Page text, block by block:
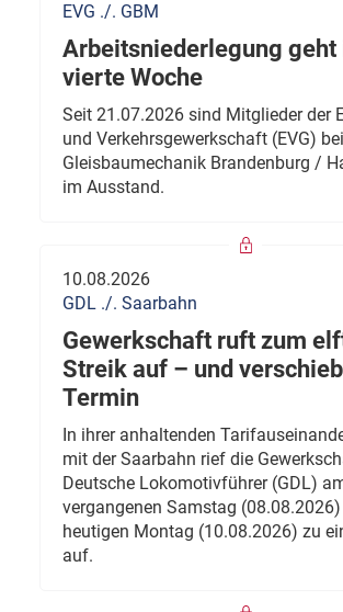
EVG ./. GBM
Arbeitsniederlegung geht
vierte Woche
Seit 21.07.2026 sind Mitglieder der
und Verkehrsgewerkschaft (EVG) bei
Gleisbaumechanik Brandenburg /
im Ausstand.
10.08.2026
GDL ./. Saarbahn
Gewerkschaft ruft zum
Streik auf – und
Termin
In ihrer anhaltenden
mit der Saarbahn rief die
Deutsche Lokomotivführer (GDL)
vergangenen Samstag
heutigen Montag (10.08.2026) zu
auf.